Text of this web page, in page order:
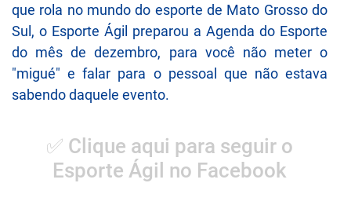
que rola no mundo do esporte de Mato Grosso do
Sul, o Esporte Ágil preparou a Agenda do Esporte
do mês de dezembro, para você não meter o
"migué" e falar para o pessoal que não estava
sabendo daquele evento.
✅ Clique aqui para seguir o
Esporte Ágil no Facebook